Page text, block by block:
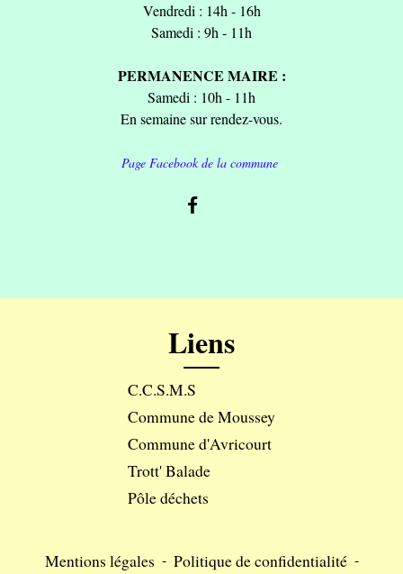
Vendredi : 14h - 16h
Samedi : 9h - 11h
PERMANENCE MAIRE :
Samedi : 10h - 11h
En semaine sur rendez-vous.
Page Facebook de la commune
Liens
C.C.S.M.S
Commune de Moussey
Commune d'Avricourt
Trott' Balade
Pôle déchets
Mentions légales - Politique de confidentialité -